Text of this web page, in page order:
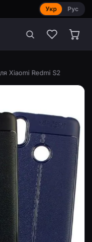
Укр Рус
Xiaomi Redmi S2